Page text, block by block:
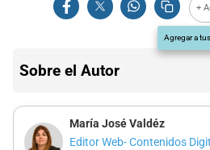
+
Agregar a
Sobre el Autor
María José Valdéz
Editor Web- Contenidos